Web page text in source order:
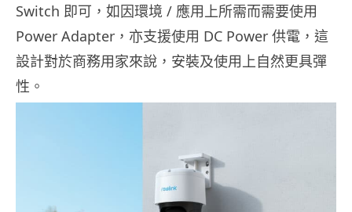
Switch 即可，如因環境 / 應用上所需而需要使用
Power Adapter，亦支援使用 DC Power 供電，這
設計對於商務用家來說，安裝及使用上自然更具彈
性。